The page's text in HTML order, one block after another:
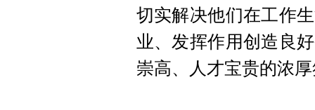
切实解决他们在工作
业、发挥作用创造良
崇高、人才宝贵的浓